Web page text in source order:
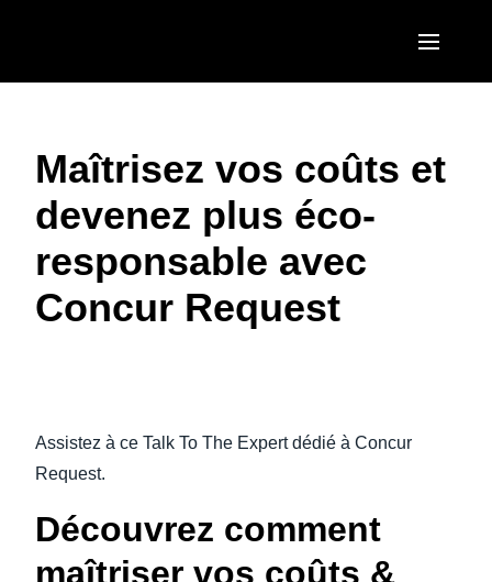
United States (English)
Canada (English)
Canada (Français)
México (Español)
EUROPE
United Kingdom (English)
France (Français)
Deutschland (Deutsch)
Sweden (English)
Finland (English)
ASIA PACIFIC
India (English)
Maîtrisez vos coûts et
devenez plus éco-
responsable avec
Concur Request
Assistez à ce Talk To The Expert dédié à Concur
Request.
Découvrez comment
maîtriser vos coûts &